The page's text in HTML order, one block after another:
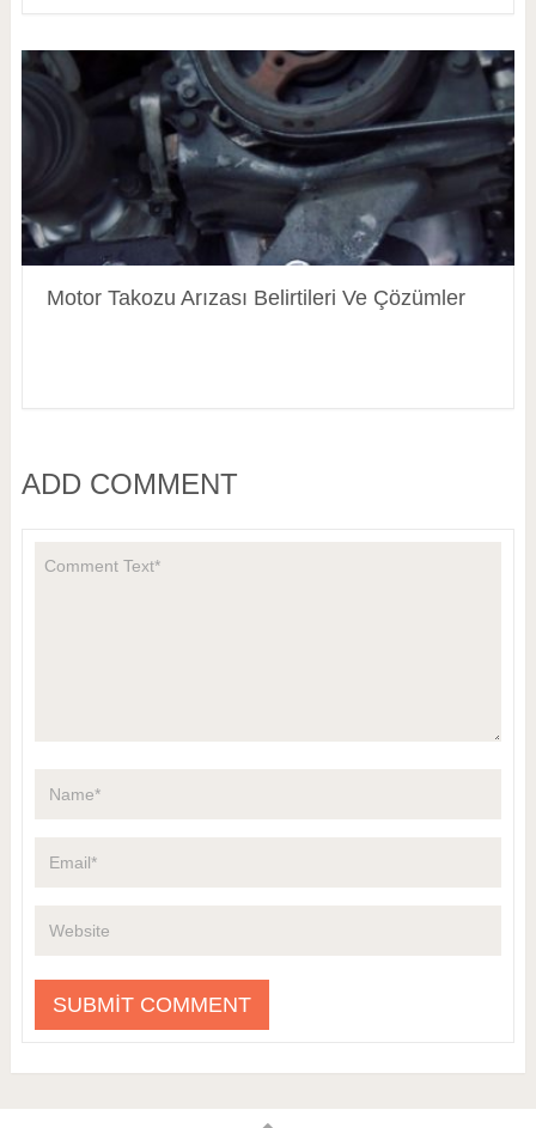
Motor Takozu Arızası Belirtileri Ve Çözümler
ADD COMMENT